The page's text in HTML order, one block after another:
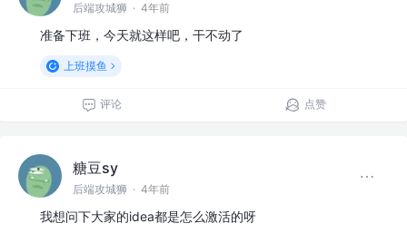
后端攻城狮 · 4年前
准备下班，今天就这样吧，干不动了
上班摸鱼
评论 点赞
糖豆sy
后端攻城狮 · 4年前
我想问下大家的idea都是怎么激活的呀